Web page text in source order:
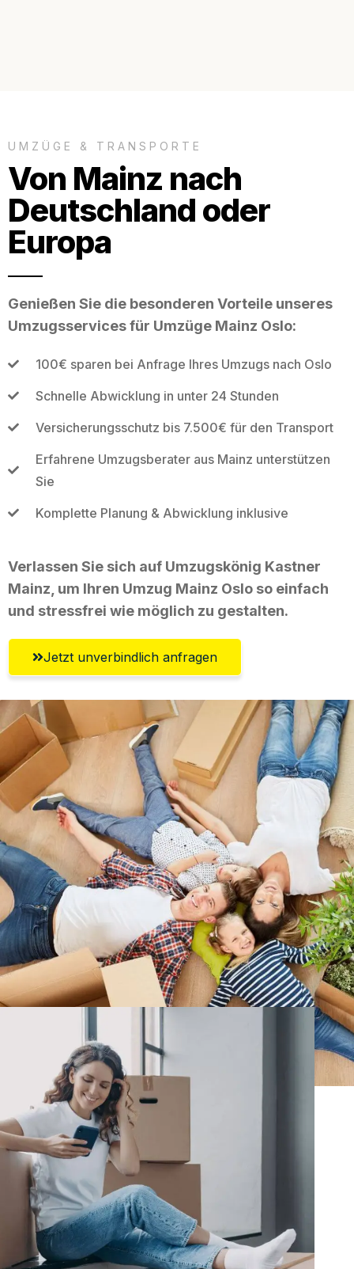
UMZÜGE & TRANSPORTE
Von Mainz nach
Deutschland oder
Europa
Genießen Sie die besonderen Vorteile unseres
Umzugsservices für Umzüge Mainz Oslo:
100€ sparen bei Anfrage Ihres Umzugs nach Oslo
Schnelle Abwicklung in unter 24 Stunden
Versicherungsschutz bis 7.500€ für den Transport
Erfahrene Umzugsberater aus Mainz unterstützen
Sie
Komplette Planung & Abwicklung inklusive
Verlassen Sie sich auf Umzugskönig Kastner
Mainz, um Ihren Umzug Mainz Oslo so einfach
und stressfrei wie möglich zu gestalten.
Jetzt unverbindlich anfragen